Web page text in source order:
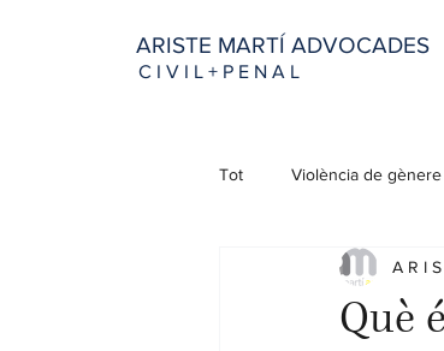
ARISTE MARTÍ ADVOCADES
C I V I L + P E N A L
Tot Violència de gènere
Dona
Què
A R I